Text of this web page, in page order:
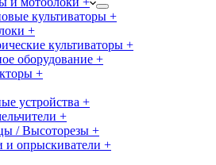
культиваторы +
+
культиваторы +
оборудование +
+
устройства +
+
/ Высоторезы +
и опрыскиватели +